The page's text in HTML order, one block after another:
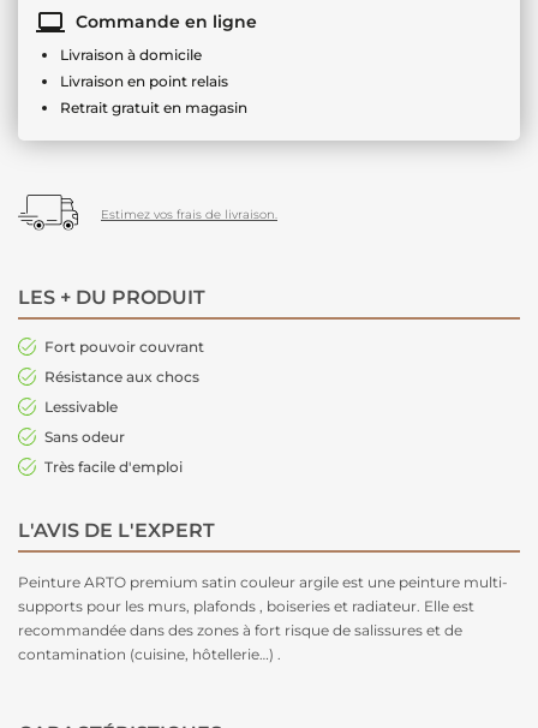
Commande en ligne
Livraison à domicile
Livraison en point relais
Retrait gratuit en magasin
Estimez vos frais de livraison.
LES + DU PRODUIT
Fort pouvoir couvrant
Résistance aux chocs
Lessivable
Sans odeur
Très facile d'emploi
L'AVIS DE L'EXPERT
Peinture ARTO premium satin couleur argile est une peinture multi-
supports pour les murs, plafonds , boiseries et radiateur. Elle est
recommandée dans des zones à fort risque de salissures et de
contamination (cuisine, hôtellerie…) .